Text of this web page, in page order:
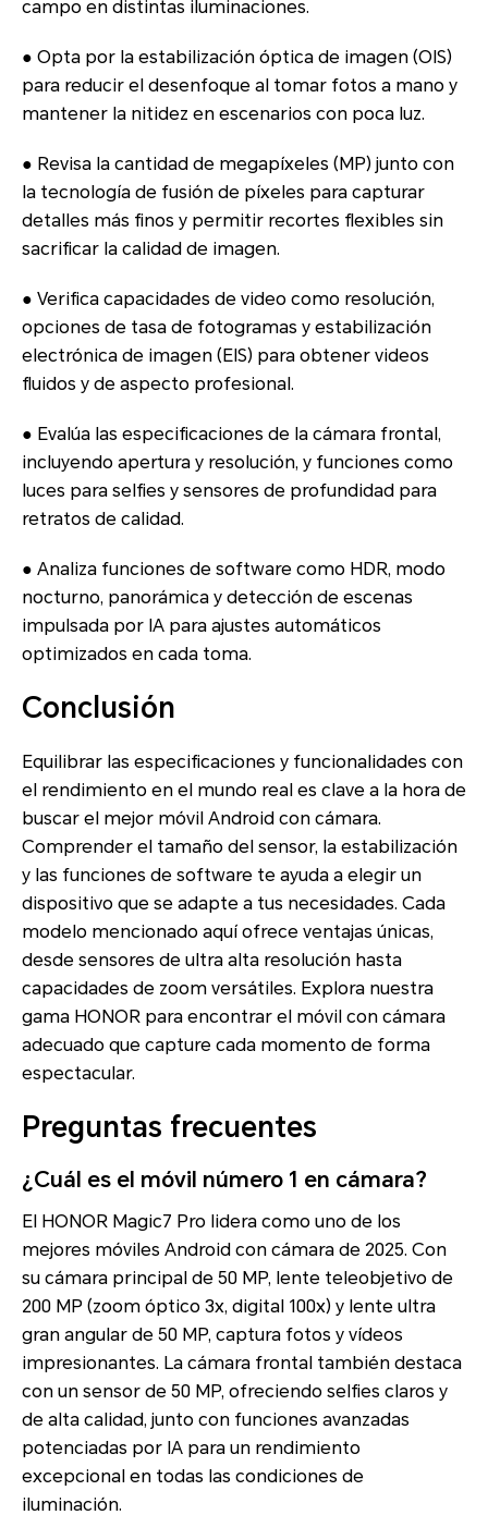
campo en distintas iluminaciones.
● Opta por la estabilización óptica de imagen (OIS)
para reducir el desenfoque al tomar fotos a mano y
mantener la nitidez en escenarios con poca luz.
● Revisa la cantidad de megapíxeles (MP) junto con
la tecnología de fusión de píxeles para capturar
detalles más finos y permitir recortes flexibles sin
sacrificar la calidad de imagen.
● Verifica capacidades de video como resolución,
opciones de tasa de fotogramas y estabilización
electrónica de imagen (EIS) para obtener videos
fluidos y de aspecto profesional.
● Evalúa las especificaciones de la cámara frontal,
incluyendo apertura y resolución, y funciones como
luces para selfies y sensores de profundidad para
retratos de calidad.
● Analiza funciones de software como HDR, modo
nocturno, panorámica y detección de escenas
impulsada por IA para ajustes automáticos
optimizados en cada toma.
Conclusión
Equilibrar las especificaciones y funcionalidades con
el rendimiento en el mundo real es clave a la hora de
buscar el mejor móvil Android con cámara.
Comprender el tamaño del sensor, la estabilización
y las funciones de software te ayuda a elegir un
dispositivo que se adapte a tus necesidades. Cada
modelo mencionado aquí ofrece ventajas únicas,
desde sensores de ultra alta resolución hasta
capacidades de zoom versátiles. Explora nuestra
gama HONOR para encontrar el móvil con cámara
adecuado que capture cada momento de forma
espectacular.
Preguntas frecuentes
¿Cuál es el móvil número 1 en cámara?
El HONOR Magic7 Pro lidera como uno de los
mejores móviles Android con cámara de 2025. Con
su cámara principal de 50 MP, lente teleobjetivo de
200 MP (zoom óptico 3x, digital 100x) y lente ultra
gran angular de 50 MP, captura fotos y vídeos
impresionantes. La cámara frontal también destaca
con un sensor de 50 MP, ofreciendo selfies claros y
de alta calidad, junto con funciones avanzadas
potenciadas por IA para un rendimiento
excepcional en todas las condiciones de
iluminación.